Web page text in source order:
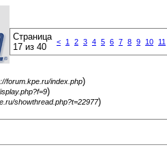
Страница
17 из 40
< 1 2 3 4 5 6 7 8 9 10 11
forum.kpe.ru/index.php)
)
showthread.php?t=22977)